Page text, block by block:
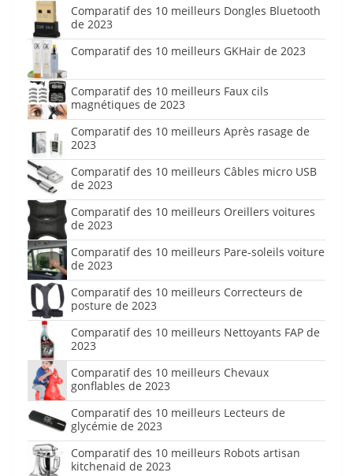
Comparatif des 10 meilleurs Dongles Bluetooth
de 2023
Comparatif des 10 meilleurs GKHair de 2023
Comparatif des 10 meilleurs Faux cils
magnétiques de 2023
Comparatif des 10 meilleurs Après rasage de
2023
Comparatif des 10 meilleurs Câbles micro USB
de 2023
Comparatif des 10 meilleurs Oreillers voitures
de 2023
Comparatif des 10 meilleurs Pare-soleils voiture
de 2023
Comparatif des 10 meilleurs Correcteurs de
posture de 2023
Comparatif des 10 meilleurs Nettoyants FAP de
2023
Comparatif des 10 meilleurs Chevaux
gonflables de 2023
Comparatif des 10 meilleurs Lecteurs de
glycémie de 2023
Comparatif des 10 meilleurs Robots artisan
kitchenaid de 2023